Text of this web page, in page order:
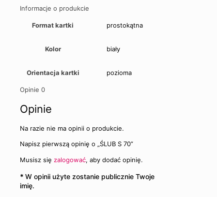
Informacje o produkcie
Format kartki prostokątna
Kolor biały
Orientacja kartki pozioma
Opinie 0
Opinie
Na razie nie ma opinii o produkcie.
Napisz pierwszą opinię o „ŚLUB S 70”
Musisz się zalogować, aby dodać opinię.
* W opinii użyte zostanie publicznie Twoje
imię.